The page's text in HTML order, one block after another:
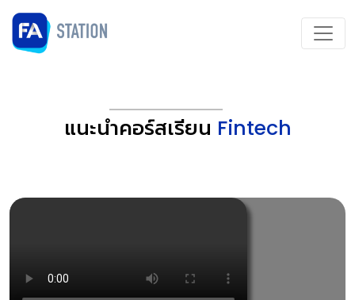
แนะนำคอร์สเรียน Fintech